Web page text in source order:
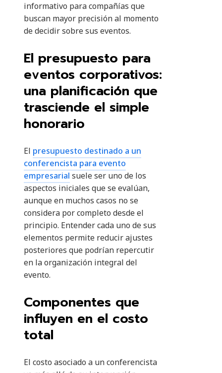
informativo para compañías que
buscan mayor precisión al momento
de decidir sobre sus eventos.
El presupuesto para
eventos corporativos:
una planificación que
trasciende el simple
honorario
El presupuesto destinado a un
conferencista para evento
empresarial suele ser uno de los
aspectos iniciales que se evalúan,
aunque en muchos casos no se
considera por completo desde el
principio. Entender cada uno de sus
elementos permite reducir ajustes
posteriores que podrían repercutir
en la organización integral del
evento.
Componentes que
influyen en el costo
total
El costo asociado a un conferencista